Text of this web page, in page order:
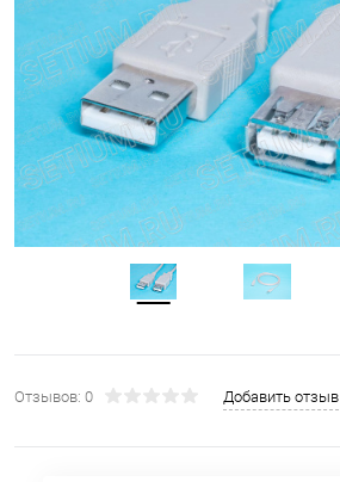
Отзывов: 0 Добавить отзыв